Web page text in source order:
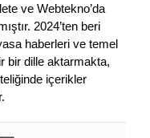
ve Webtekno’da
2024’ten beri
haberleri ve temel
bir dille aktarmakta,
içerikler